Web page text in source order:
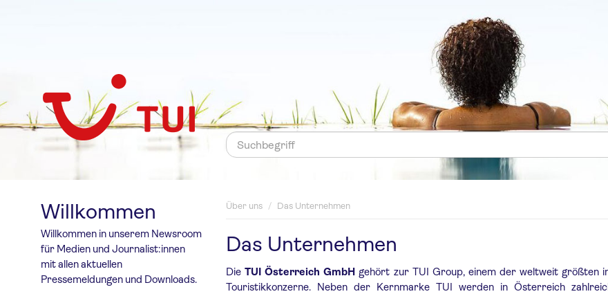
Willkommen
Willkommen in unserem Newsroom
für Medien und Journalist:innen
mit allen aktuellen
Pressemeldungen und Downloads.
Über uns / Das Unternehmen
Das Unternehmen
DieTUI Österreich GmbH gehört zur TUI Group, einem der weltweit größten
Touristikkonzerne. Neben der Kernmarke TUI werden in Österreich